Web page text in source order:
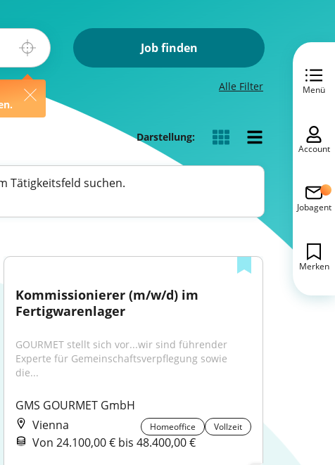
Job finden
Alle Filter
Darstellung:
Tätigkeitsfeld suchen.
Kommissionierer (m/w/d) im
Fertigwarenlager
GOURMET stellt sich vor...wir sind führender
Experte für Gemeinschaftsverpflegung sowie
die...
GMS GOURMET GmbH
Vienna
Homeoffice Vollzeit
Von 24.100,00 € bis 48.400,00 €
Menü
Account
Jobagent
Merken